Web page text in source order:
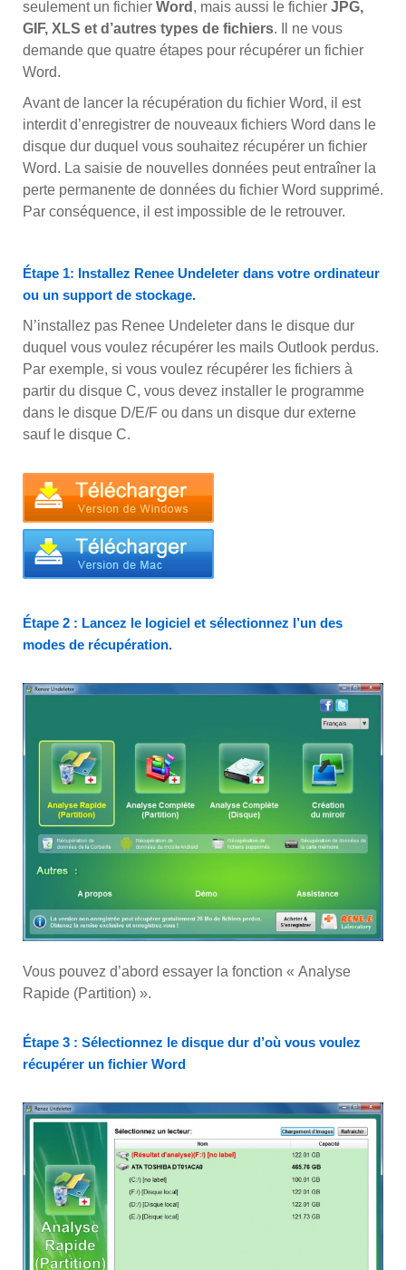
seulement un fichier Word , mais aussi le fichier JPG,
GIF, XLS et d’autres types de fichiers. Il ne vous
demande que quatre étapes pour récupérer un fichier
Word.
Avant de lancer la récupération du fichier Word, il est
interdit d’enregistrer de nouveaux fichiers Word dans le
disque dur duquel vous souhaitez récupérer un fichier
Word. La saisie de nouvelles données peut entraîner la
perte permanente de données du fichier Word supprimé.
Par conséquence, il est impossible de le retrouver.
Étape 1: Installez Renee Undeleter dans votre ordinateur
ou un support de stockage.
N’installez pas Renee Undeleter dans le disque dur
duquel vous voulez récupérer les mails Outlook perdus.
Par exemple, si vous voulez récupérer les fichiers à
partir du disque C, vous devez installer le programme
dans le disque D/E/F ou dans un disque dur externe
sauf le disque C.
Étape 2 : Lancez le logiciel et sélectionnez l’un des
modes de récupération.
Vous pouvez d’abord essayer la fonction « Analyse
Rapide (Partition) ».
Étape 3 : Sélectionnez le disque dur d’où vous voulez
récupérer un fichier Word